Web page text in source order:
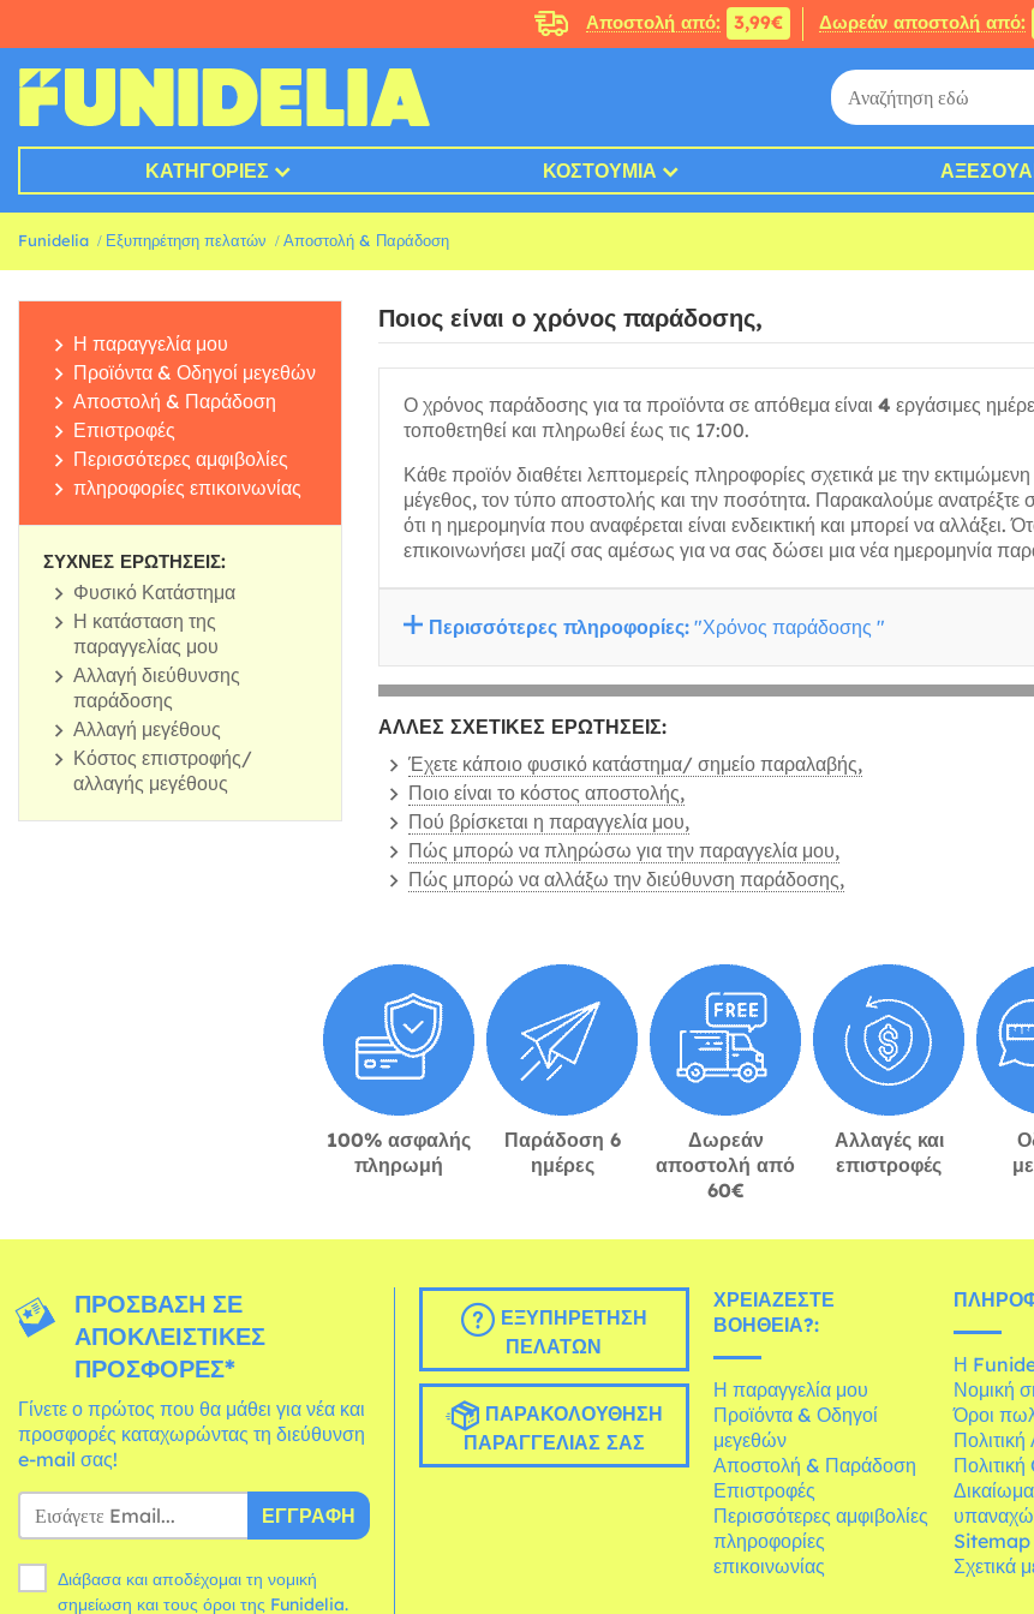
Αποστολή από: 3,99€ Δωρεάν αποστολή από:
ΚΑΤΗΓΟΡΊΕΣ ΚΟΣΤΟΎΜΙΑ
Funidelia Εξυπηρέτηση πελατών Αποστολή & Παράδοση
Η παραγγελία μου
Προϊόντα & Οδηγοί μεγεθών
Αποστολή & Παράδοση
Επιστροφές
Περισσότερες αμφιβολίες
πληροφορίες επικοινωνίας
ΣΥΧΝΈΣ ΕΡΩΤΉΣΕΙΣ:
Φυσικό Κατάστημα
Η κατάσταση της
παραγγελίας μου
Αλλαγή διεύθυνσης
παράδοσης
Αλλαγή μεγέθους
Κόστος επιστροφής/
αλλαγής μεγέθους
Ποιος είναι ο χρόνος παράδοσης,
Ο χρόνος παράδοσης για τα προϊόντα σε απόθεμα είναι 4 εργάσιμες
τοποθετηθεί και πληρωθεί έως τις 17:00.
Κάθε προϊόν διαθέτει λεπτομερείς πληροφορίες σχετικά με την
μέγεθος, τον τύπο αποστολής και την ποσότητα. Παρακαλούμε
ότι η ημερομηνία που αναφέρεται είναι ενδεικτική και μπορεί να
επικοινωνήσει μαζί σας αμέσως για να σας δώσει μια νέα ημερομηνία
Περισσότερες πληροφορίες: "Χρόνος παράδοσης "
ΆΛΛΕΣ ΣΧΕΤΙΚΈΣ ΕΡΩΤΉΣΕΙΣ:
Έχετε κάποιο φυσικό κατάστημα/ σημείο παραλαβής,
Ποιο είναι το κόστος αποστολής,
Πού βρίσκεται η παραγγελία μου,
Πώς μπορώ να πληρώσω για την παραγγελία μου,
Πώς μπορώ να αλλάξω την διεύθυνση παράδοσης,
100% ασφαλής
πληρωμή
Παράδοση 6
ημέρες
Δωρεάν
αποστολή από
60€
Αλλαγές και
επιστροφές
ΠΡΌΣΒΑΣΗ ΣΕ
ΑΠΟΚΛΕΙΣΤΙΚΈΣ
ΠΡΟΣΦΟΡΈΣ*
Γίνετε ο πρώτος που θα μάθει για νέα και
προσφορές καταχωρώντας τη διεύθυνση
e-mail σας!
ΕΓΓΡΑΦΉ
Διάβασα και αποδέχομαι τη νομική
σημείωση και τους όροι της Funidelia.
ΕΞΥΠΗΡΈΤΗΣΗ
ΠΕΛΑΤΏΝ
ΠΑΡΑΚΟΛΟΎΘΗΣΗ
ΠΑΡΑΓΓΕΛΊΑΣ ΣΑΣ
ΧΡΕΙΆΖΕΣΤΕ
ΒΟΉΘΕΙΑ?:
Η παραγγελία μου
Προϊόντα & Οδηγοί
μεγεθών
Αποστολή & Παράδοση
Επιστροφές
Περισσότερες αμφιβολίες
πληροφορίες
επικοινωνίας
Η
Νομική
Όροι
Δικαίωμα
Sitemap
Σχετικά